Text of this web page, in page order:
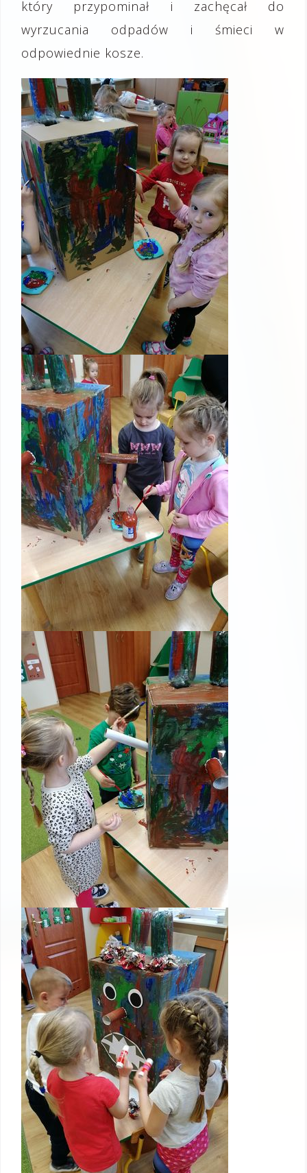
który przypominał i zachęcał do
wyrzucania odpadów i śmieci w
odpowiednie kosze.